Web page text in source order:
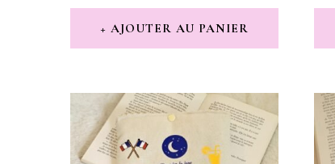
AJOUTER AU PANIER